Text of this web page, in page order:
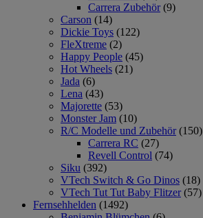
Carrera Zubehör (9)
Carson (14)
Dickie Toys (122)
FleXtreme (2)
Happy People (45)
Hot Wheels (21)
Jada (6)
Lena (43)
Majorette (53)
Monster Jam (10)
R/C Modelle und Zubehör (150)
Carrera RC (27)
Revell Control (74)
Siku (392)
VTech Switch & Go Dinos (18)
VTech Tut Tut Baby Flitzer (57)
Fernsehhelden (1492)